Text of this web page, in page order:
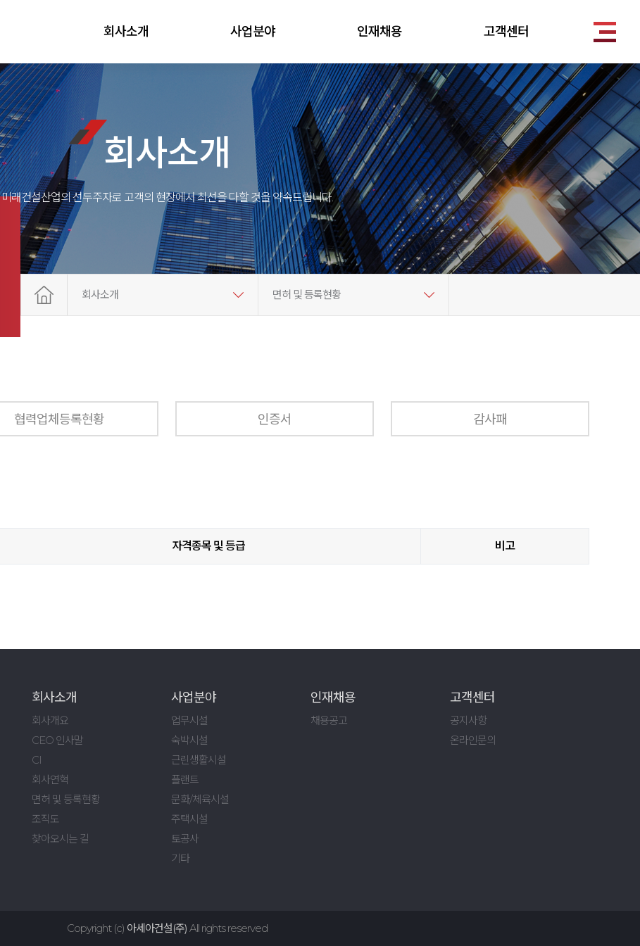
회사소개 사업분야 인재채용 고객센터
회사소개
미래건설산업의 선두주자로 고객의 현장에서 최선을 다할 것을 약속드립니다.
회사소개 면허 및 등록현황
협력업체등록현황 인증서 감사패
자격종목 및 등급 비고
회사소개
회사개요
CEO 인사말
CI
회사연혁
면허 및 등록현황
조직도
찾아오시는 길
사업분야
업무시설
숙박시설
근린생활시설
플랜트
문화/체육시설
주택시설
토공사
기타
인재채용
채용공고
고객센터
공지사항
온라인문의
Copyright (c) 아세아건설(주) All rights reserved